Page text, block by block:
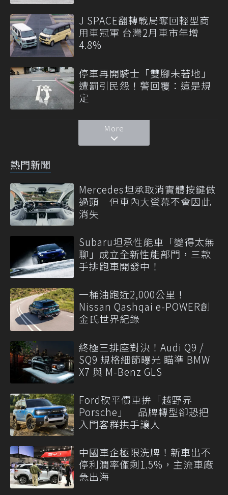
J SPACE翻轉戰局奪回輕型商
用車冠軍 台灣2月車市年增
4.8%
停車再開騎士「雙腳未著地」
遭罰引民怨！警回覆：這是規
定
More
熱門新聞
Mercedes坦承取消實體按鍵做
過頭 但車內大螢幕不會因此
消失
Subaru坦承性能車「變得太無
聊」成立全新性能部門，三款
手排跑車開發中！
一桶油跑近2,000公里！
Nissan Qashqai e-POWER創
金氏世界紀錄
終極三排座對決！Audi Q9 /
SQ9 規格細節曝光 瞄準 BMW
X7 與 M-Benz GLS
Ford砍平價車拚「越野界
Porsche」 品牌轉型卻恐把
入門客群拱手讓人
中國車企極限洗牌！新車出不
停利潤率僅剩1.5%，主流車廠
急出海